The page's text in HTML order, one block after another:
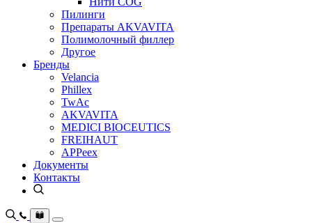
Пилинги
Препараты AKVAVITA
Полимолочный филлер
Другое
Бренды
Velancia
Phillex
TwAc
AKVAVITA
MEDICI BIOCEUTICS
FREIHAUT
APPeex
Документы
Контакты